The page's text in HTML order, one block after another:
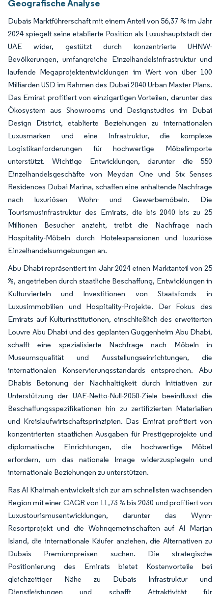
Geografische Analyse
Dubais Marktführerschaft mit einem Anteil von 56,37 % im Jahr
2024 spiegelt seine etablierte Position als Luxushauptstadt der
UAE wider, gestützt durch konzentrierte UHNW-
Bevölkerungen, umfangreiche Einzelhandelsinfrastruktur und
laufende Megaprojektentwicklungen im Wert von über 100
Milliarden USD im Rahmen des Dubai 2040 Urban Master Plans.
Das Emirat profitiert von einzigartigen Vorteilen, darunter das
Ökosystem aus Showrooms und Designstudios im Dubai
Design District, etablierte Beziehungen zu internationalen
Luxusmarken und eine Infrastruktur, die komplexe
Logistikanforderungen für hochwertige Möbelimporte
unterstützt. Wichtige Entwicklungen, darunter die 550
Einzelhandelsgeschäfte von Meydan One und Six Senses
Residences Dubai Marina, schaffen eine anhaltende Nachfrage
nach luxuriösen Wohn- und Gewerbemöbeln. Die
Tourismusinfrastruktur des Emirats, die bis 2040 bis zu 25
Millionen Besucher anzieht, treibt die Nachfrage nach
Hospitality-Möbeln durch Hotelexpansionen und luxuriöse
Einzelhandelsumgebungen an.
Abu Dhabi repräsentiert im Jahr 2024 einen Marktanteil von 25
%, angetrieben durch staatliche Beschaffung, Entwicklungen in
Kulturvierteln und Investitionen von Staatsfonds in
Luxusimmobilien und Hospitality-Projekte. Der Fokus des
Emirats auf Kulturinstitutionen, einschließlich des erweiterten
Louvre Abu Dhabi und des geplanten Guggenheim Abu Dhabi,
schafft eine spezialisierte Nachfrage nach Möbeln in
Museumsqualität und Ausstellungseinrichtungen, die
internationalen Konservierungsstandards entsprechen. Abu
Dhabis Betonung der Nachhaltigkeit durch Initiativen zur
Unterstützung der UAE-Netto-Null-2050-Ziele beeinflusst die
Beschaffungsspezifikationen hin zu zertifizierten Materialien
und Kreislaufwirtschaftsprinzipien. Das Emirat profitiert von
konzentrierten staatlichen Ausgaben für Prestigeprojekte und
diplomatische Einrichtungen, die hochwertige Möbel
erfordern, um das nationale Image widerzuspiegeln und
internationale Beziehungen zu unterstützen.
Ras Al Khaimah entwickelt sich zur am schnellsten wachsenden
Region mit einer CAGR von 11,73 % bis 2030 und profitiert von
Luxustourismusentwicklungen, darunter das Wynn-
Resortprojekt und die Wohngemeinschaften auf Al Marjan
Island, die internationale Käufer anziehen, die Alternativen zu
Dubais Premiumpreisen suchen. Die strategische
Positionierung des Emirats bietet Kostenvorteile bei
gleichzeitiger Nähe zu Dubais Infrastruktur und
Dienstleistungen und schafft Attraktivität für